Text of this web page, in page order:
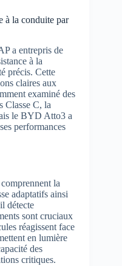
à la conduite par
a entrepris de
à la
précis. Cette
claires aux
examiné des
Classe C, la
le BYD Atto3 a
performances
la
adaptatifs ainsi
détecte
sont cruciaux
réagissent face
en lumière
des
critiques.